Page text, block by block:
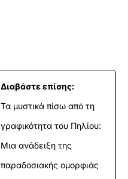
Διαβάστε επίσης:
Τα μυστικά πίσω από τη
γραφικότητα του Πηλίου:
Μια ανάδειξη της
παραδοσιακής ομορφιάς